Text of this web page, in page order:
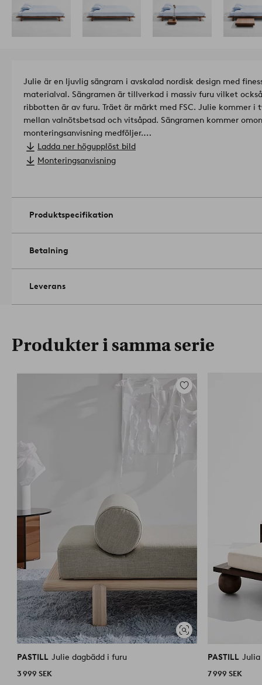
Julie är en ljuvlig sängram i avskalad nordisk design med
materialval. Sängramen är tillverkad i massiv furu vilket
ribbotten är av furu. Träet är märkt med FSC. Julie kommer i
mellan valnötsbetsad och vitsåpad. Sängramen kommer
monteringsanvisning medföljer.
Obs. Madrass ingår ej.- furu
- passar madrass 180x200 cm
Ladda ner högupplöst bild
Monteringsanvisning
Produktspecifikation
Betalning
Leverans
Produkter i samma serie
Visa
liknande
Lägg
till
i
favoriter
PASTILL Julie dagbädd i furu
3 999 SEK
PASTILL Julia
7 999 SEK